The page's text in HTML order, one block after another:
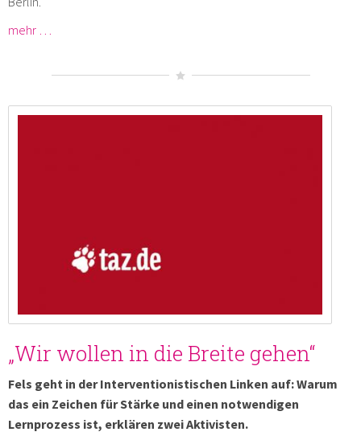
mehr …
„Wir wollen in die Breite gehen“
Fels geht in der Interventionistischen Linken auf: Warum
das ein Zeichen für Stärke und einen notwendigen
Lernprozess ist, erklären zwei Aktivisten.